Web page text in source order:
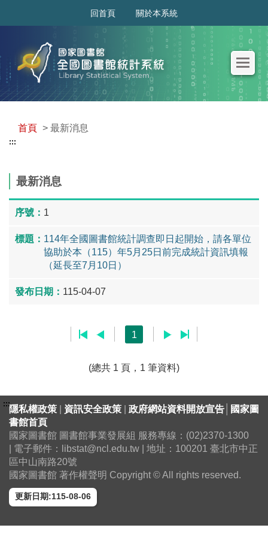
回首頁 關於本系統
首頁 > 最新消息
:::
最新消息
1
114年全國圖書館統計調查即日起開始，請各單位
協助於本（115）年5月25日前完成統計資訊填報
（延長至7月10日）
115-04-07
1
(總共 1 頁，1 筆資料)
:::隱私權政策 資訊安全政策 政府網站資料開放宣告
國家圖
書館首頁
國家圖書館 圖書館事業發展組 服務專線：(02)2370-1300
| 電子郵件：libstat@ncl.edu.tw | 地址：100201 臺北市中正
區中山南路20號
國家圖書館 著作權聲明 Copyright © All rights reserved.
更新日期:115-08-06